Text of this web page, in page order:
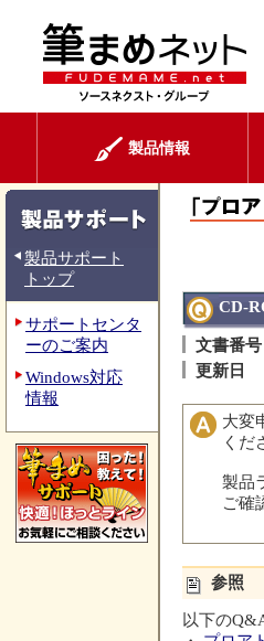
製品情報
製品サポート
トップ
サポートセンタ
ーのご案内
Windows対応
情報
CD-
文書番号
更新日
大変
くだ
製品
ご確
参照
以下の